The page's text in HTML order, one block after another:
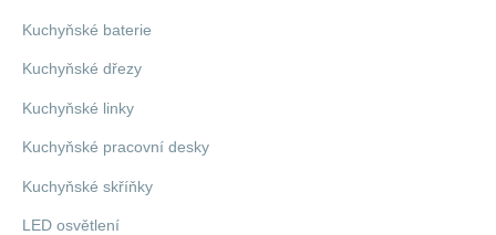
Kuchyňské baterie
Kuchyňské dřezy
Kuchyňské linky
Kuchyňské pracovní desky
Kuchyňské skříňky
LED osvětlení